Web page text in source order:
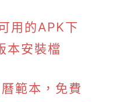
用的APK下
本安裝檔
範本，免費